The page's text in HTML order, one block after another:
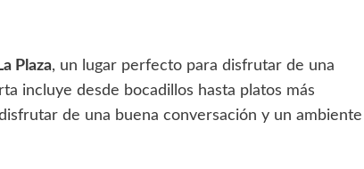
Plaza, un lugar perfecto para disfrutar de una
incluye desde bocadillos hasta platos más
de una buena conversación y un ambiente